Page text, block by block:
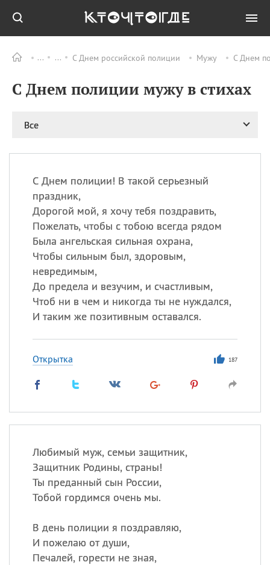
С Днем российской полиции Мужу С Днем
С Днем полиции мужу в стихах
Все
С Днем полиции! В такой серьезный
праздник,
Дорогой мой, я хочу тебя поздравить,
Пожелать, чтобы с тобою всегда рядом
Была ангельская сильная охрана,
Чтобы сильным был, здоровым,
невредимым,
До предела и везучим, и счастливым,
Чтоб ни в чем и никогда ты не нуждался,
И таким же позитивным оставался.
Открытка 187
Любимый муж, семьи защитник,
Защитник Родины, страны!
Ты преданный сын России,
Тобой гордимся очень мы.
В день полиции я поздравляю,
И пожелаю от души,
Печалей, горести не зная,
ПРАЗДНИКИ Все
08.08 День «Счастье
случается» (Happiness
День мира в Аугсбурге
великомученика
Пантелеймона –
врачей и целителя
больных
09.08 День книголюбов (Book
Lovers Day)
ИМЕНА
Сегодня празднуют именины
Макар
Анна